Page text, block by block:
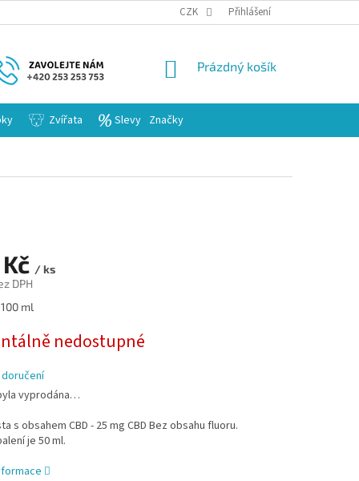
CZK Přihlášení
NÁKUPNÍ
Prázdný košík
Zvířata Slevy Značky
/ ks
DPH
ml
nedostupné
vyprodána…
s obsahem CBD - 25 mg CBD Bez obsahu fluoru.
je 50 ml.